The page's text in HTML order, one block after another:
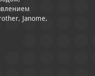
Janome,